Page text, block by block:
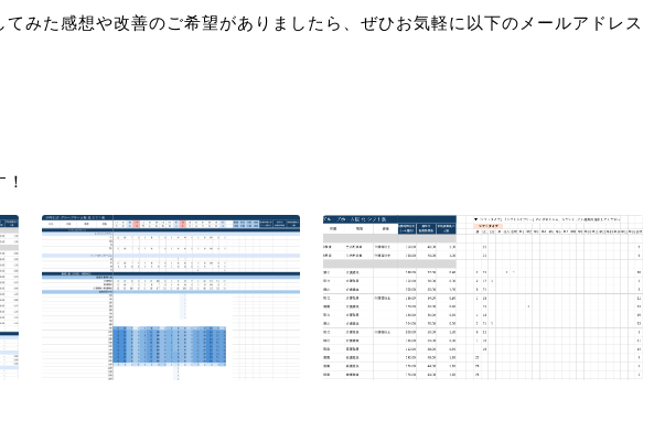
みた感想や改善のご希望がありましたら、ぜひお気軽に以下のメールアドレス